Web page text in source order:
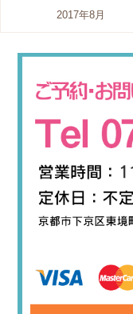
2017年8月